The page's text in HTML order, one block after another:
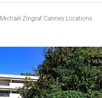
Michaël Zingraf Cannes Locations